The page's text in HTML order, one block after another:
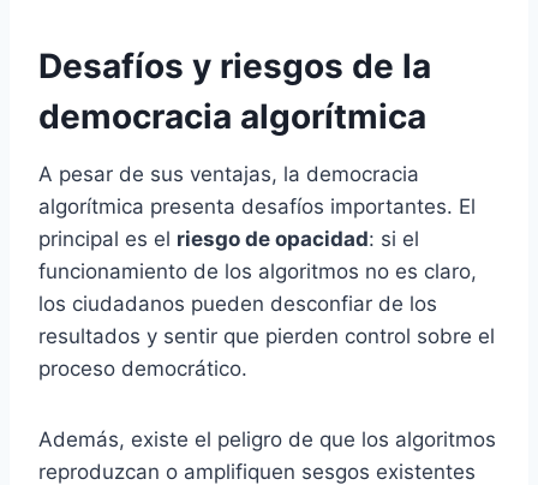
Desafíos y riesgos de la
democracia algorítmica
A pesar de sus ventajas, la democracia
algorítmica presenta desafíos importantes. El
principal es el riesgo de opacidad: si el
funcionamiento de los algoritmos no es claro,
los ciudadanos pueden desconfiar de los
resultados y sentir que pierden control sobre el
proceso democrático.
Además, existe el peligro de que los algoritmos
reproduzcan o amplifiquen sesgos existentes